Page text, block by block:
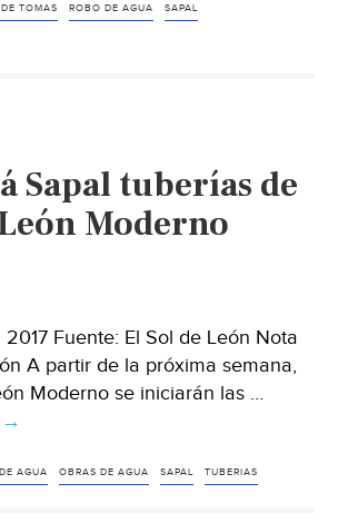
agua
colonias
TOMAS ROBO DE AGUA SAPAL
Sapal tuberías de
Moderno
Fuente: El Sol de León Nota
A partir de la próxima semana,
Moderno se iniciarán las …
Cambiará
tuberías
→
AGUA OBRAS DE AGUA SAPAL TUBERIAS